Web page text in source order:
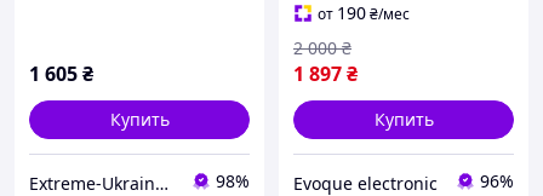
1 605₴
Купить
Extreme-Ukraine - лучшая техника по низким ценам 98%
от 190₴/мес
1 897₴
2 000 ₴
Купить
Evoque electronic 96%